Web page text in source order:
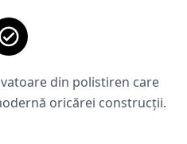
din polistiren care
oricărei construcții.